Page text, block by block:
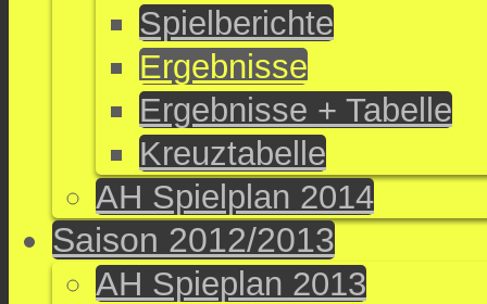
Spielberichte
Ergebnisse
Ergebnisse + Tabelle
Kreuztabelle
AH Spielplan 2014
Saison 2012/2013
AH Spieplan 2013